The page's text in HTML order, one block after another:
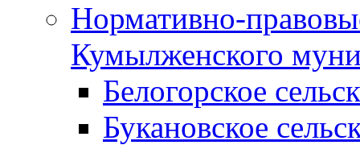
Нормативно-
Кумылженского
Белогорское
Букановское